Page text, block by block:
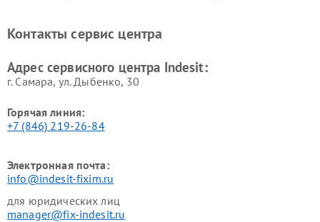
Indesit
Indesit
Контакты сервис центра
Адрес сервисного центра Indesit:
г. Самара, ул. Дыбенко, 30
Горячая линия:
+7 (846) 219-26-84
Электронная почта:
info@indesit-fixim.ru
для юридических лиц
manager@fix-indesit.ru